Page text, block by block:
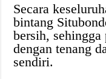
Secara
bintang
bersih, sehingga
dengan tenang
sendiri.